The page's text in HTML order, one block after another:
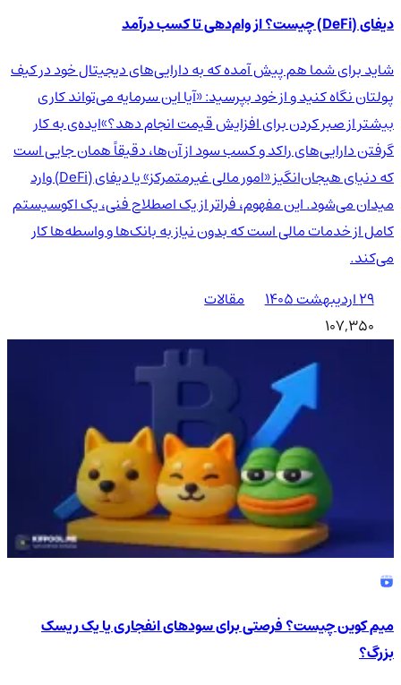
دیفای (DeFi) چیست؟ از وام‌دهی تا کسب درآمد
شاید برای شما هم پیش آمده که به دارایی‌های دیجیتال خود در کیف
پولتان نگاه کنید و از خود بپرسید: «آیا این سرمایه می‌تواند کاری
بیشتر از صبر کردن برای افزایش قیمت انجام دهد؟»ایده‌ی به کار
گرفتن دارایی‌های راکد و کسب سود از آن‌ها، دقیقاً همان جایی است
که دنیای هیجان‌انگیز «امور مالی غیرمتمرکز» یا دیفای (DeFi) وارد
میدان می‌شود. این مفهوم، فراتر از یک اصطلاح فنی، یک اکوسیستم
کامل از خدمات مالی است که بدون نیاز به بانک‌ها و واسطه‌ها کار
می‌کند.
۲۹ اردیبهشت ۱۴۰۵
مقالات
107,350
میم کوین چیست؟ فرصتی برای سودهای انفجاری یا یک ریسک
بزرگ؟